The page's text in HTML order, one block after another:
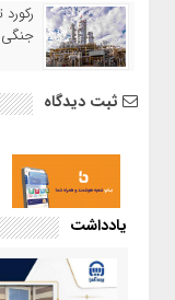
ثبت دیدگاه
یادداشت